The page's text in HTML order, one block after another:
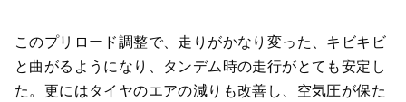
このプリロード調整で、走りがかなり変った、キビキビ
と曲がるようになり、タンデム時の走行がとても安定し
た。更にはタイヤのエアの減りも改善し、空気圧が保た